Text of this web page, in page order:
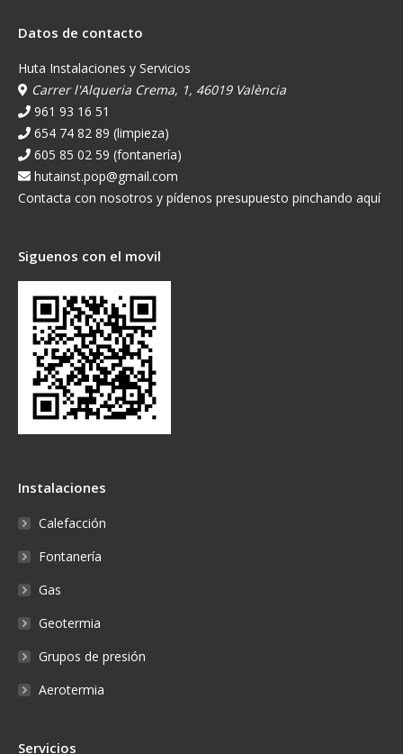
Datos de contacto
Huta Instalaciones y Servicios
Carrer l'Alqueria Crema, 1, 46019 València
961 93 16 51
654 74 82 89 (limpieza)
605 85 02 59 (fontanería)
hutainst.pop@gmail.com
Contacta con nosotros y pídenos presupuesto pinchando aquí
Siguenos con el movil
Instalaciones
Calefacción
Fontanería
Gas
Geotermia
Grupos de presión
Aerotermia
Servicios